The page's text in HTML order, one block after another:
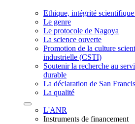
Ethique, intégrité
Le genre
Le protocole de Nagoya
La science ouverte
Promotion de la culture
industrielle (CSTI)
Soutenir la recherche au
durable
La déclaration de San
La qualité
L'ANR
Instruments de financement